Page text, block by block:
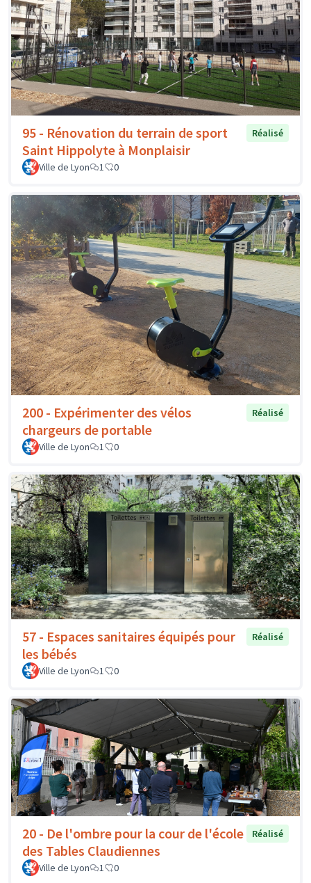
95 - Rénovation du terrain de sport
Saint Hippolyte à Monplaisir
Réalisé
Ville de Lyon 1 0
200 - Expérimenter des vélos
chargeurs de portable
Réalisé
Ville de Lyon 1 0
57 - Espaces sanitaires équipés pour
les bébés
Réalisé
Ville de Lyon 1 0
20 - De l'ombre pour la cour de l'école
des Tables Claudiennes
Réalisé
Ville de Lyon 1 0